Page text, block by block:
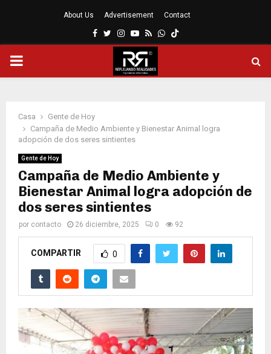
About Us Advertisement Contact
Facebook
Twitter
Instagram
Youtube
RssWhatsapp
MENÚ
Casa
Gente de Hoy
Campaña de Medio Ambiente y Bienestar Animal logra
adopción de dos seres sintientes
Gente de Hoy
Campaña de Medio Ambiente y
Bienestar Animal logra adopción de
dos seres sintientes
por contacto 26 diciembre, 2025 0 92
COMPARTIR 0